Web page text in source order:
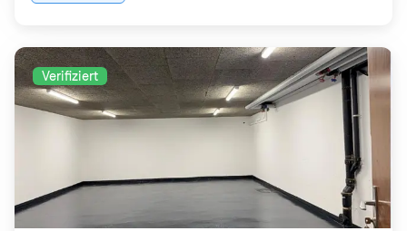
Verifiziert